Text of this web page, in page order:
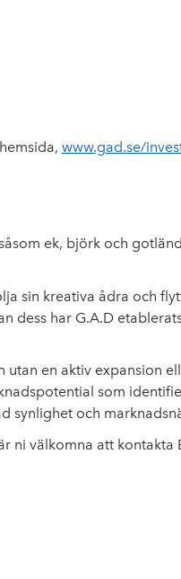
www.gad.se/
ek, björk och
sin kreativa ådra och
dess har G.A.D
en aktiv expansion
som
synlighet och
ni välkomna att